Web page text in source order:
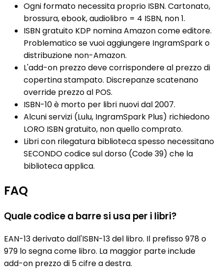
Ogni formato necessita proprio ISBN. Cartonato,
brossura, ebook, audiolibro = 4 ISBN, non 1.
ISBN gratuito KDP nomina Amazon come editore.
Problematico se vuoi aggiungere IngramSpark o
distribuzione non-Amazon.
L'add-on prezzo deve corrispondere al prezzo di
copertina stampato. Discrepanze scatenano
override prezzo al POS.
ISBN-10 è morto per libri nuovi dal 2007.
Alcuni servizi (Lulu, IngramSpark Plus) richiedono
LORO ISBN gratuito, non quello comprato.
Libri con rilegatura biblioteca spesso necessitano
SECONDO codice sul dorso (Code 39) che la
biblioteca applica.
FAQ
Quale codice a barre si usa per i libri?
EAN-13 derivato dall'ISBN-13 del libro. Il prefisso 978 o
979 lo segna come libro. La maggior parte include
add-on prezzo di 5 cifre a destra.